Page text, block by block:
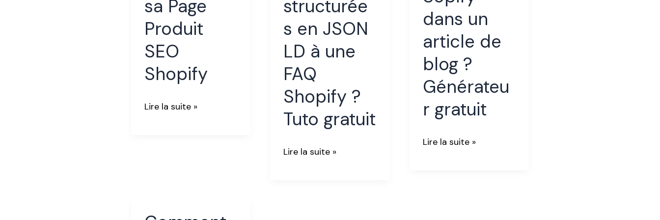
sa Page
Produit
SEO
Shopify
SEO
Lire la suite »
structurée
s en JSON
LD à une
FAQ
Shopify ?
Tuto gratuit
LD
une
Shopify
?
Tuto
gratuit
Lire la suite »
dans un
article de
blog ?
Générateu
r gratuit
un
article
de
blog
?
Générateur
gratuit
Lire la suite »